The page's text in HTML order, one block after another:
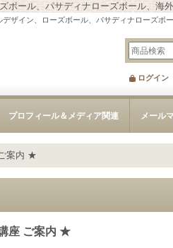
ボール、パサディナローズボール、海
ザイン、ローズボール、パサディナローズボ
ログイン
プロフィール＆メディア関連 メール
案内 ★
座 ご案内 ★